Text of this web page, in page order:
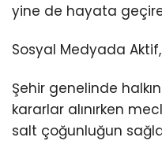
yine de hayata
Sosyal Medyada
Şehir genelinde
kararlar alınırken
salt çoğunluğun